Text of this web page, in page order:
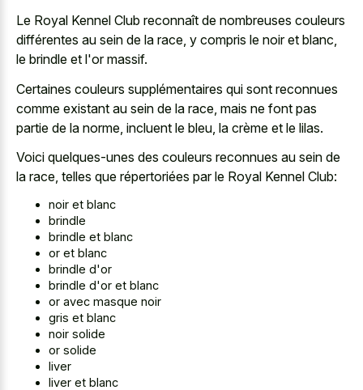
Le Royal Kennel Club reconnaît de nombreuses couleurs
différentes au sein de la race, y compris le noir et blanc,
le brindle et l'or massif.
Certaines couleurs supplémentaires qui sont reconnues
comme existant au sein de la race, mais ne font pas
partie de la norme, incluent le bleu, la crème et le lilas.
Voici quelques-unes des couleurs reconnues au sein de
la race, telles que répertoriées par le Royal Kennel Club:
noir et blanc
brindle
brindle et blanc
or et blanc
brindle d'or
brindle d'or et blanc
or avec masque noir
gris et blanc
noir solide
or solide
liver
liver et blanc